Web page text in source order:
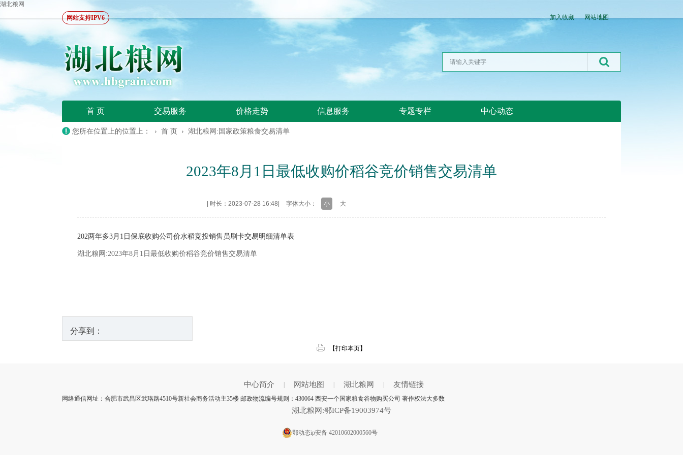
湖北粮网
网站支持IPV6
加入收藏 网站地图
首 页 交易服务 价格走势 信息服务 专题专栏 中心动态
您所在位置上的位置上： › 首 页 › 湖北粮网:国家政策粮食交易清单
2023年8月1日最低收购价稻谷竞价销售交易清单
时长：2023-07-28 16:48 字体大小： 小 大
202两年多3月1日保底收购公司价水稻竞投销售员刷卡交易明细清单表
湖北粮网:2023年8月1日最低收购价稻谷竞价销售交易清单
分享到：
【打印本页】
中心简介 网站地图 湖北粮网 友情链接
网络通信网址：合肥市武昌区武珞路4510号新社会商务活动主35楼 邮政物流编号规则：430064 西安一个国家粮食谷物购买公司 著作权法大多数
湖北粮网:鄂ICP备19003974号
鄂动态ip安备 42010602000560号